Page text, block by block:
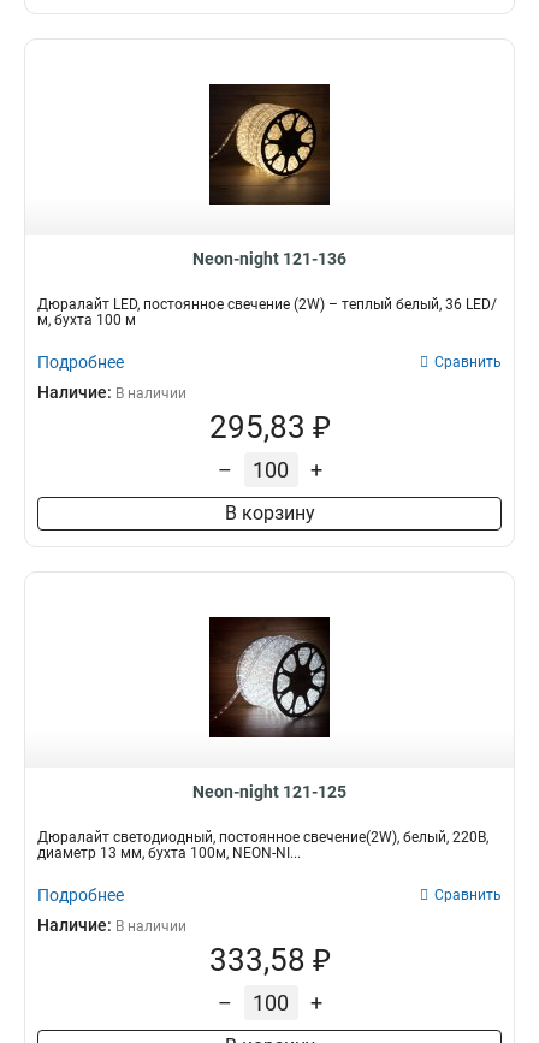
Neon-night 121-136
Дюралайт LED, постоянное свечение (2W) – теплый белый, 36 LED/
м, бухта 100 м
Подробнее Сравнить
Наличие: В наличии
295,83 ₽
– +
В корзину
Neon-night 121-125
Дюралайт светодиодный, постоянное свечение(2W), белый, 220В,
диаметр 13 мм, бухта 100м, NEON-NI...
Подробнее Сравнить
Наличие: В наличии
333,58 ₽
– +